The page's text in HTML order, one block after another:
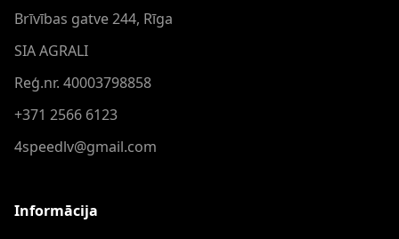
Brīvības gatve 244, Rīga
SIA AGRALI
Reģ.nr. 40003798858
+371 2566 6123
4speedlv@gmail.com
Informācija